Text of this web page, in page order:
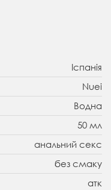
Іспанія
Nuei
Водна
50 мл
анальний секс
без смаку
атк